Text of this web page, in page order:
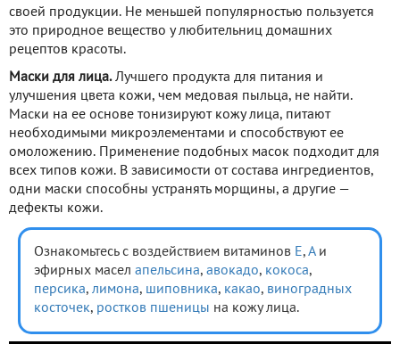
своей продукции. Не меньшей популярностью пользуется
это природное вещество у любительниц домашних
рецептов красоты.
Маски для лица. Лучшего продукта для питания и
улучшения цвета кожи, чем медовая пыльца, не найти.
Маски на ее основе тонизируют кожу лица, питают
необходимыми микроэлементами и способствуют ее
омоложению. Применение подобных масок подходит для
всех типов кожи. В зависимости от состава ингредиентов,
одни маски способны устранять морщины, а другие —
дефекты кожи.
Ознакомьтесь с воздействием витаминов Е, Аи
эфирных масел апельсина, авокадо, кокоса,
персика, лимона, шиповника, какао, виноградных
косточек, ростков пшеницы на кожу лица.